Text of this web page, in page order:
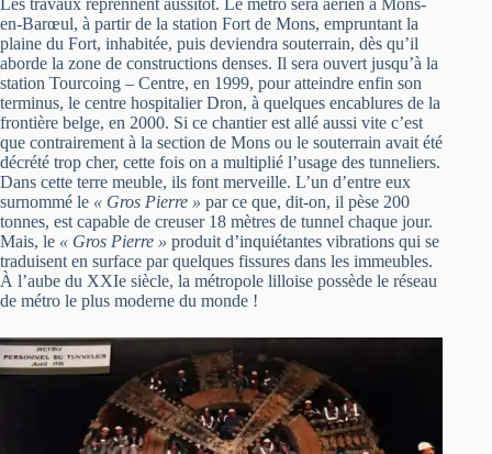
Les travaux reprennent aussitôt. Le métro sera aérien à Mons-
en-Barœul, à partir de la station Fort de Mons, empruntant la
plaine du Fort, inhabitée, puis deviendra souterrain, dès qu’il
aborde la zone de constructions denses. Il sera ouvert jusqu’à la
station Tourcoing – Centre, en 1999, pour atteindre enfin son
terminus, le centre hospitalier Dron, à quelques encablures de la
frontière belge, en 2000. Si ce chantier est allé aussi vite c’est
que contrairement à la section de Mons ou le souterrain avait été
décrété trop cher, cette fois on a multiplié l’usage des tunneliers.
Dans cette terre meuble, ils font merveille. L’un d’entre eux
surnommé le « Gros Pierre » par ce que, dit-on, il pèse 200
tonnes, est capable de creuser 18 mètres de tunnel chaque jour.
Mais, le « Gros Pierre » produit d’inquiétantes vibrations qui se
traduisent en surface par quelques fissures dans les immeubles.
À l’aube du XXIe siècle, la métropole lilloise possède le réseau
de métro le plus moderne du monde !